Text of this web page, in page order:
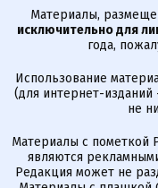
Материалы,
исключительно для
года,
Использование
(для интернет-
не
Материалы с пометкой
являются
Редакция может не